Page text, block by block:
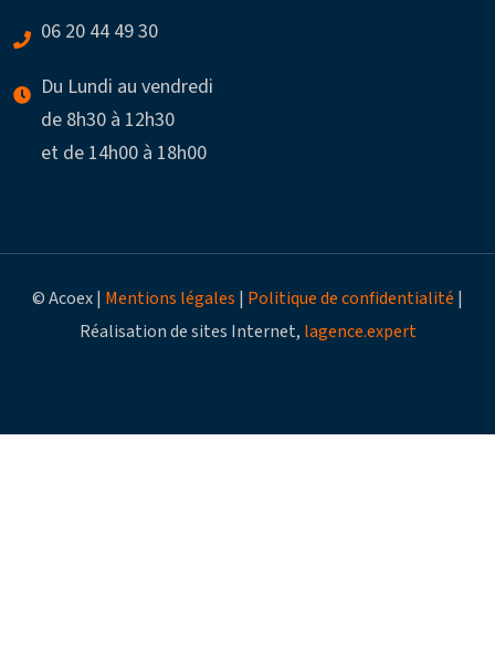
06 20 44 49 30
Du Lundi au vendredi
de 8h30 à 12h30
et de 14h00 à 18h00
© Acoex | Mentions légales | Politique de confidentialité |
Réalisation de sites Internet, lagence.expert